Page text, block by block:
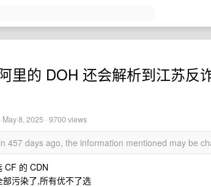
里的 DOH 还会解析到江苏反
· May 8, 2025 · 9700 views
457 days ago, the information mentioned may be
CF 的 CDN
污染了,所有优不了选